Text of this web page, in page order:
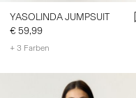
YASOLINDA JUMPSUIT
€ 59,99
+ 3 Farben